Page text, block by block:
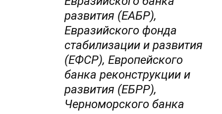
развития (ЕАБР),
Евразийского фонда
стабилизации и развития
(ЕФСР), Европейского
банка реконструкции и
развития (ЕБРР),
Черноморского банка